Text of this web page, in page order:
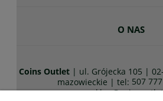
O NAS
Coins Outlet| ul. Grójecka 105 |
mazowieckie | tel: 507